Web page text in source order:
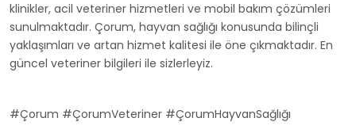
klinikler, acil veteriner hizmetleri ve mobil bakım çözümleri
sunulmaktadır. Çorum, hayvan sağlığı konusunda bilinçli
yaklaşımları ve artan hizmet kalitesi ile öne çıkmaktadır. En
güncel veteriner bilgileri ile sizlerleyiz.
#Çorum #ÇorumVeteriner #ÇorumHayvanSağlığı